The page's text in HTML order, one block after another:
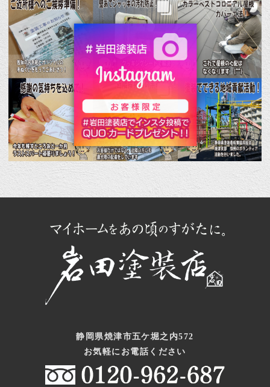
静岡県焼津市五ケ堀之内572
お気軽にお電話ください